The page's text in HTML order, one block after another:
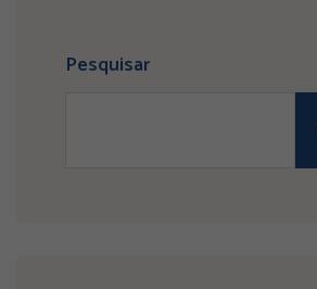
Pesquisar